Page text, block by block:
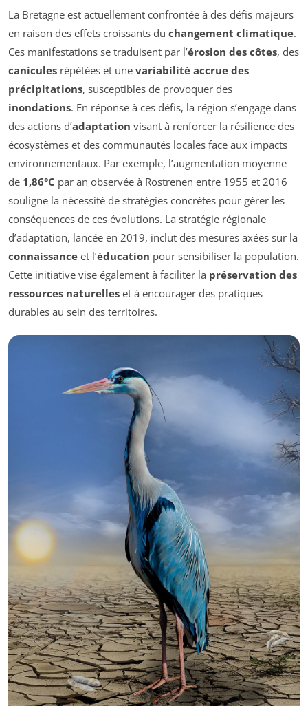
La Bretagne est actuellement confrontée à des défis majeurs
en raison des effets croissants du changement climatique.
Ces manifestations se traduisent par l’érosion des côtes, des
canicules répétées et une variabilité accrue des
précipitations, susceptibles de provoquer des
inondations. En réponse à ces défis, la région s’engage dans
des actions d’adaptation visant à renforcer la résilience des
écosystèmes et des communautés locales face aux impacts
environnementaux. Par exemple, l’augmentation moyenne
de 1,86°C par an observée à Rostrenen entre 1955 et 2016
souligne la nécessité de stratégies concrètes pour gérer les
conséquences de ces évolutions. La stratégie régionale
d’adaptation, lancée en 2019, inclut des mesures axées sur la
connaissance et l’éducation pour sensibiliser la population.
Cette initiative vise également à faciliter la préservation des
ressources naturelles et à encourager des pratiques
durables au sein des territoires.